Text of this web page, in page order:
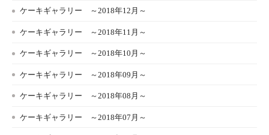
ケーキギャラリー ～2018年12月～
ケーキギャラリー ～2018年11月～
ケーキギャラリー ～2018年10月～
ケーキギャラリー ～2018年09月～
ケーキギャラリー ～2018年08月～
ケーキギャラリー ～2018年07月～